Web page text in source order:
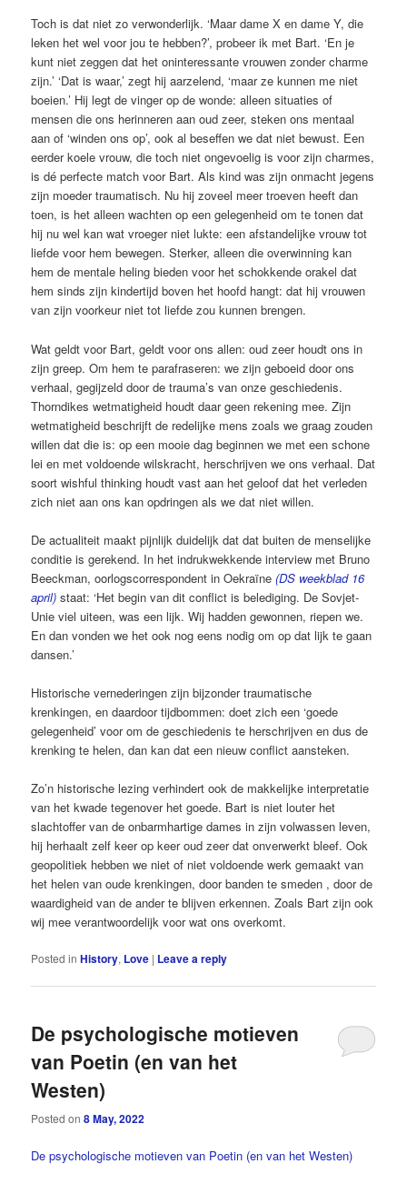
Toch is dat niet zo verwonderlijk. ‘Maar dame X en dame Y, die
leken het wel voor jou te hebben?’, probeer ik met Bart. ‘En je
kunt niet zeggen dat het oninteressante vrouwen zonder charme
zijn.’ ‘Dat is waar,’ zegt hij aarzelend, ‘maar ze kunnen me niet
boeien.’ Hij legt de vinger op de wonde: alleen situaties of
mensen die ons herinneren aan oud zeer, ­steken ons mentaal
aan of ‘winden ons op’, ook al beseffen we dat niet bewust. Een
eerder koele vrouw, die toch niet ongevoelig is voor zijn charmes,
is dé perfecte match voor Bart. Als kind was zijn onmacht jegens
zijn moeder traumatisch. Nu hij ­zoveel meer troeven heeft dan
toen, is het alleen wachten op een gelegenheid om te tonen dat
hij nu wel kan wat vroeger niet lukte: een afstandelijke vrouw tot
liefde voor hem bewegen. Sterker, alleen die overwinning kan
hem de mentale heling bieden voor het schokkende orakel dat
hem sinds zijn kindertijd boven het hoofd hangt: dat hij vrouwen
van zijn voorkeur niet tot liefde zou kunnen brengen.
Wat geldt voor Bart, geldt voor ons allen: oud zeer houdt ons in
zijn greep. Om hem te parafraseren: we zijn geboeid door ons
verhaal, ­gegijzeld door de trauma’s van onze geschiedenis.
Thorndikes wetmatigheid houdt daar geen rekening mee. Zijn
wetmatigheid ­beschrijft de redelijke mens zoals we graag zouden
willen dat die is: op een mooie dag beginnen we met een schone
lei en met voldoende wilskracht, herschrijven we ons verhaal. Dat
soort wishful thinking houdt vast aan het ­geloof dat het verleden
zich niet aan ons kan opdringen als we dat niet willen.
De actualiteit maakt pijnlijk duidelijk dat dat buiten de menselijke
conditie is gerekend. In het indrukwekkende interview met Bruno
Beeckman, oorlogscorrespondent in Oekraïne(DS weekblad 16
april) staat: ‘Het begin van dit conflict is belediging. De Sovjet-
Unie viel uiteen, was een lijk. Wij hadden gewonnen, ­riepen we.
En dan vonden we het ook nog eens ­nodig om op dat lijk te gaan
dansen.’
Historische vernederingen zijn bijzonder traumatische
krenkingen, en daardoor tijdbommen: doet zich een ‘goede
gelegenheid’ voor om de geschiedenis te herschrijven en dus de
krenking te helen, dan kan dat een nieuw conflict aansteken.
Zo’n historische lezing verhindert ook de makkelijke interpretatie
van het kwade tegenover het goede. Bart is niet louter het
slachtoffer van de onbarmhartige dames in zijn volwassen leven,
hij herhaalt zelf keer op keer oud zeer dat onverwerkt bleef. Ook
geopolitiek hebben we niet of niet voldoende werk gemaakt van
het helen van ­oude krenkingen, door banden te smeden , door de
waardigheid van de ­ander te blijven erkennen. Zoals Bart zijn ook
wij mee ­verantwoordelijk voor wat ons overkomt.
Posted in History, Love | Leave a reply
De psychologische motieven
van Poetin (en van het
Westen)
Posted on8 May, 2022
De psychologische motieven van Poetin (en van het Westen)